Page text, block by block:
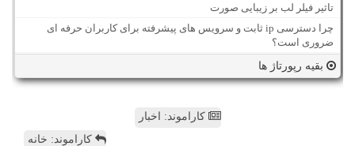
تاثیر فیلر لب بر زیبایی صورت
چرا دسترسی ip ثابت و سرویس های پیشرفته برای کاربران حرفه ای
ضروری است؟
بقیه رپورتاژ ها
کاراموند: اخبار
کاراموند: خانه